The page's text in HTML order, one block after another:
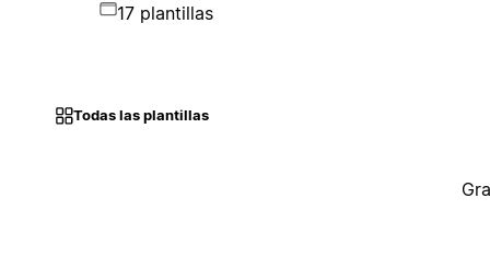
17 plantillas
Todas las plantillas